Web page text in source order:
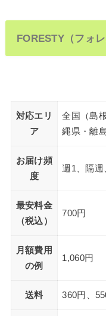
FORESTY（フォレ
対応エリ
ア
全国（島
縄県・離
お届け頻
度
週1、隔週
最安料金
（税込）
700円
月額費用
の例
1,060円
送料 360円、